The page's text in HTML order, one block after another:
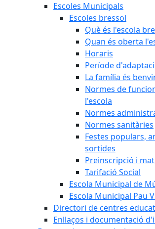
Escoles Municipals
Escoles bressol
Què és l'escola
Quan és oberta
Horaris
Període
La família és
Normes de
l'escola
Normes
Normes sanitàries
Festes populars,
sortides
Preinscripció i
Tarifació Social
Escola Municipal de
Escola Municipal Pau
Directori de centres
Enllaços i documentació